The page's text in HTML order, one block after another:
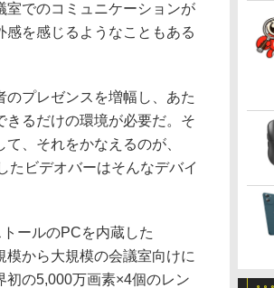
室でのコミュニケーションが
を感じるようなこともある
プレゼンスを増幅し、あた
るだけの環境が必要だ。そ
、それをかなえるのが、
たビデオバーはそんなデバイ
ールのPCを内蔵した
模から大規模の会議室向けに
初の5,000万画素×4個のレン